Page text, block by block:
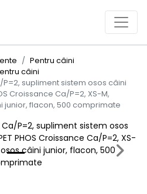
Pentru câini
câini
P=2, supliment sistem osos câini
Croissance Ca/P=2, XS-M,
junior, flacon, 500 comprimate
Next